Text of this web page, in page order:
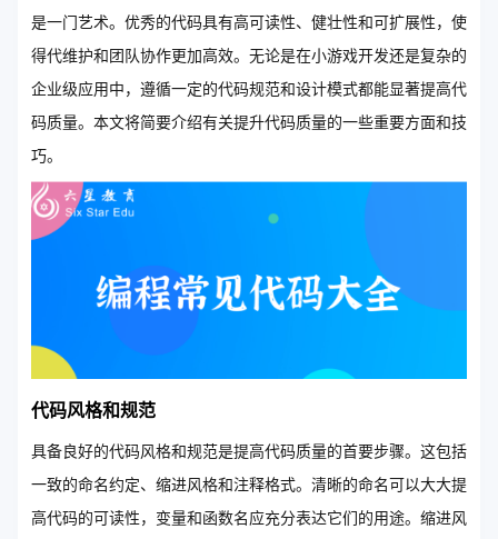
是一门艺术。优秀的代码具有高可读性、健壮性和可扩展性，使
得代维护和团队协作更加高效。无论是在小游戏开发还是复杂的
企业级应用中，遵循一定的代码规范和设计模式都能显著提高代
码质量。本文将简要介绍有关提升代码质量的一些重要方面和技
巧。
代码风格和规范
具备良好的代码风格和规范是提高代码质量的首要步骤。这包括
一致的命名约定、缩进风格和注释格式。清晰的命名可以大大提
高代码的可读性，变量和函数名应充分表达它们的用途。缩进风